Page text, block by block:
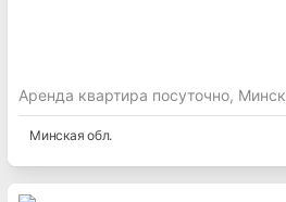
Аренда квартира посуточно, Минск
Минская обл.